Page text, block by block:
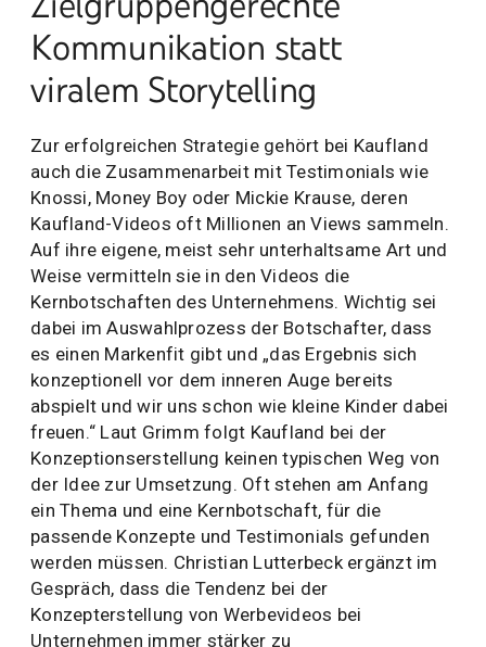
Kommunikation statt
viralem Storytelling
Zur erfolgreichen Strategie gehört bei Kaufland
auch die Zusammenarbeit mit Testimonials wie
Knossi, Money Boy oder Mickie Krause, deren
Kaufland-Videos oft Millionen an Views sammeln.
Auf ihre eigene, meist sehr unterhaltsame Art und
Weise vermitteln sie in den Videos die
Kernbotschaften des Unternehmens. Wichtig sei
dabei im Auswahlprozess der Botschafter, dass
es einen Markenfit gibt und „das Ergebnis sich
konzeptionell vor dem inneren Auge bereits
abspielt und wir uns schon wie kleine Kinder dabei
freuen.“ Laut Grimm folgt Kaufland bei der
Konzeptionserstellung keinen typischen Weg von
der Idee zur Umsetzung. Oft stehen am Anfang
ein Thema und eine Kernbotschaft, für die
passende Konzepte und Testimonials gefunden
werden müssen. Christian Lutterbeck ergänzt im
Gespräch, dass die Tendenz bei der
Konzepterstellung von Werbevideos bei
Unternehmen immer stärker zu